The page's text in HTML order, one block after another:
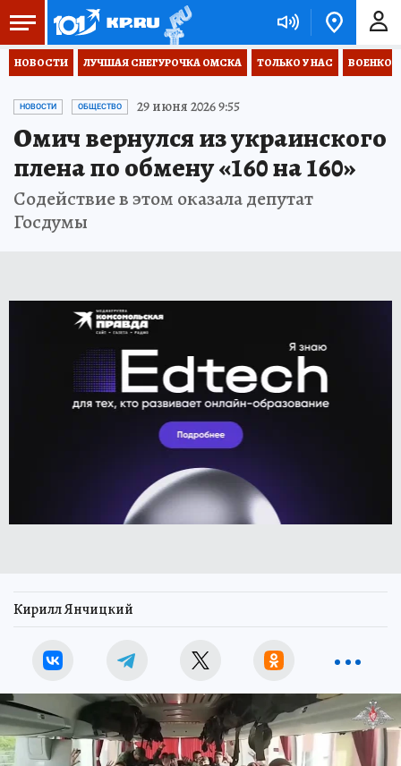
НОВОСТИ ЛУЧШАЯ СНЕГУРОЧКА ОМСКА ТОЛЬКО У НАС
НОВОСТИ ОБЩЕСТВО 29 июня 2026 9:55
Омич вернулся из украинского
плена по обмену «160 на 160»
Содействие в этом оказала депутат
Госдумы
Кирилл Янчицкий